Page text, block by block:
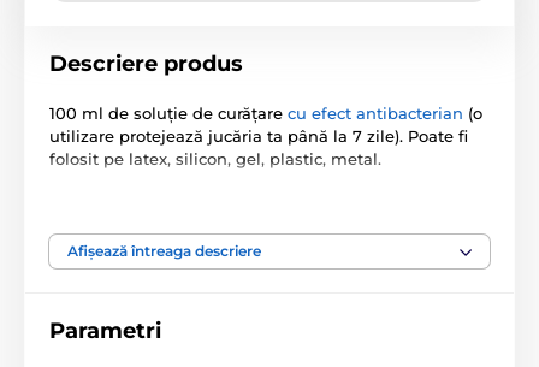
Descriere produs
100 ml de soluție de curățare cu efect antibacterian (o
utilizare protejează jucăria ta până la 7 zile). Poate fi
folosit pe latex, silicon, gel, plastic, metal.
Produsul este inclus în categoria
Dezinfectanți
Afișează întreaga descriere
Parametri